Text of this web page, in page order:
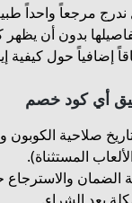
مرجعاً واحداً
بدون أن
إضافياً حول كيفية
أي كود خصم
صلاحية الكوبون
المستثناة).
الضمان